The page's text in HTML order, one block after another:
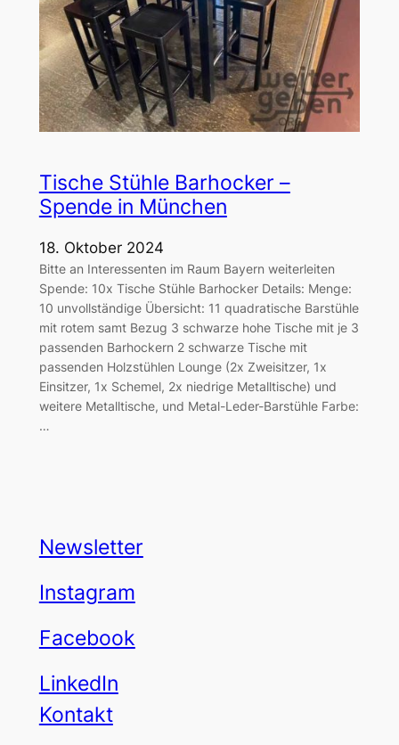
Tische Stühle Barhocker –
Spende in München
18. Oktober 2024
Bitte an Interessenten im Raum Bayern weiterleiten
Spende: 10x Tische Stühle Barhocker Details: Menge:
10 unvollständige Übersicht: 11 quadratische Barstühle
mit rotem samt Bezug 3 schwarze hohe Tische mit je 3
passenden Barhockern 2 schwarze Tische mit
passenden Holzstühlen Lounge (2x Zweisitzer, 1x
Einsitzer, 1x Schemel, 2x niedrige Metalltische) und
weitere Metalltische, und Metal-Leder-Barstühle Farbe:
…
Newsletter
Instagram
Facebook
LinkedIn
Kontakt